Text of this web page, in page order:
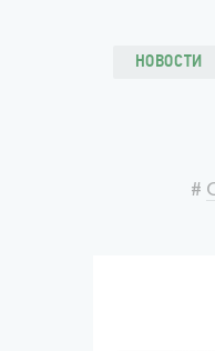
НОВОСТИ
#